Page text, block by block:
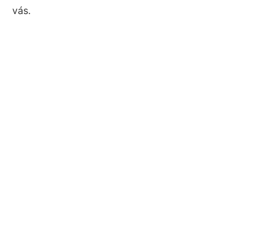
vás.